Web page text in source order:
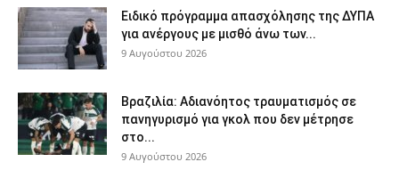
Ειδικό πρόγραμμα απασχόλησης της ΔΥΠΑ
για ανέργους με μισθό άνω των...
9 Αυγούστου 2026
Βραζιλία: Αδιανόητος τραυματισμός σε
πανηγυρισμό για γκολ που δεν μέτρησε
στο...
9 Αυγούστου 2026